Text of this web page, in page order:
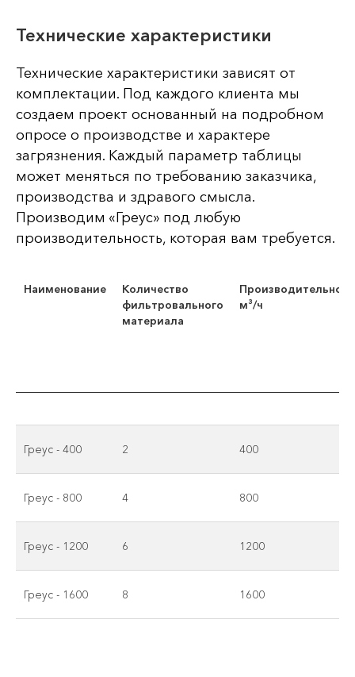
Технические характеристики
Технические характеристики зависят от
комплектации. Под каждого клиента мы
создаем проект основанный на подробном
опросе о производстве и характере
загрязнения. Каждый параметр таблицы
может меняться по требованию заказчика,
производства и здравого смысла.
Производим «Греус» под любую
производительность, которая вам требуется.
Наименование
Количество
фильтровального
материала
м³/ч
Греус - 400 2 400
Греус - 800 4 800
Греус - 1200 6 1200
Греус - 1600 8 1600